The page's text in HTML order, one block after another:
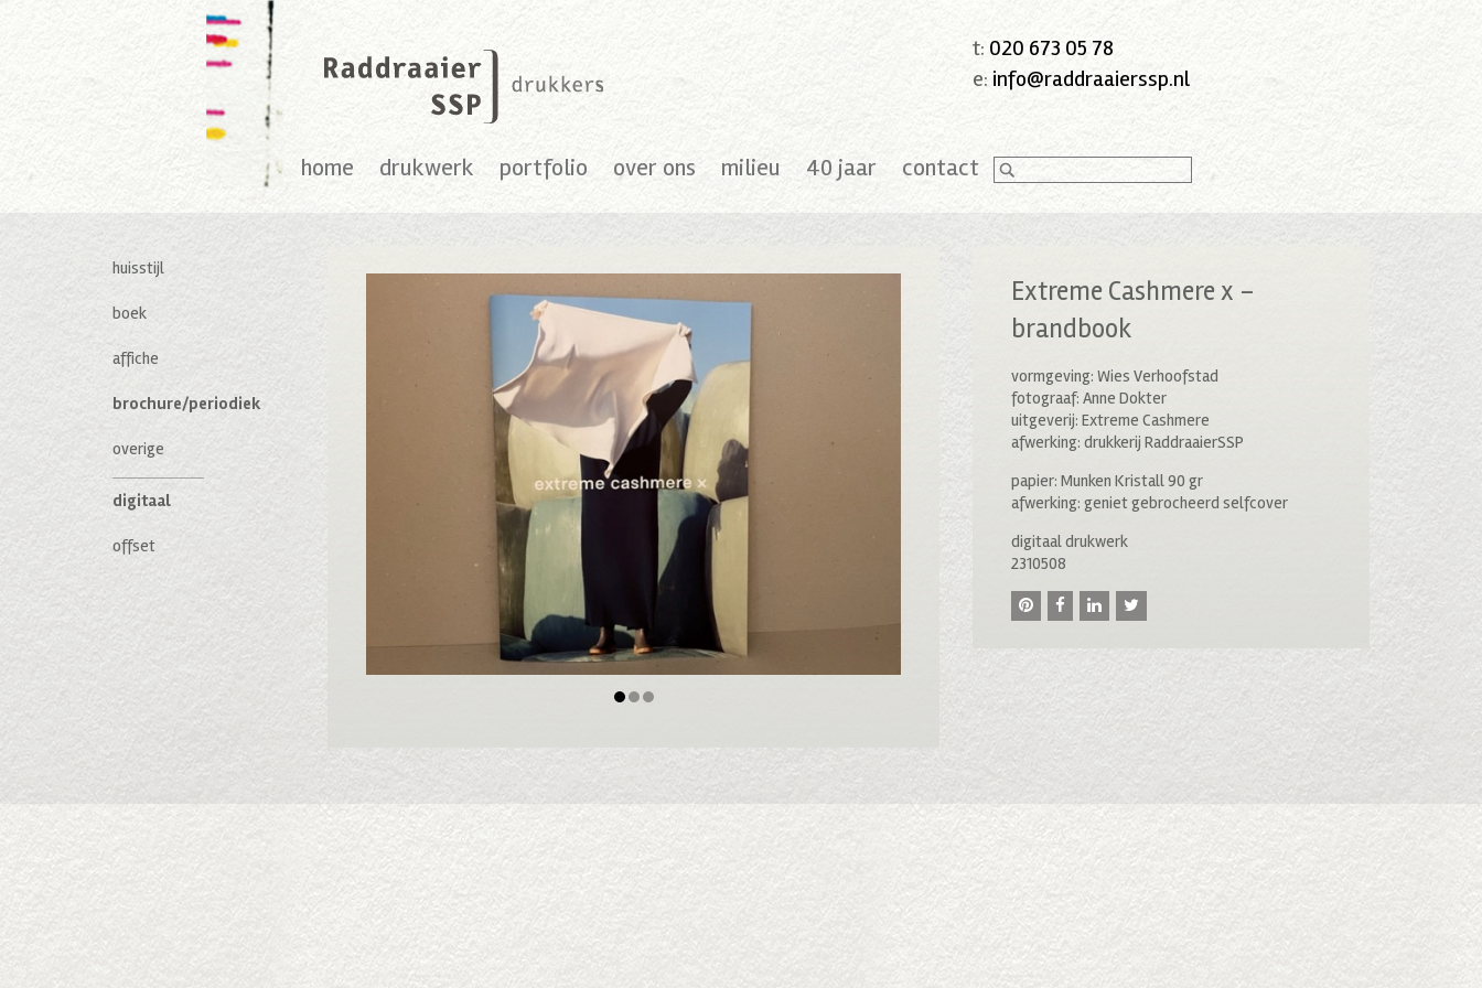
t: 020 673 05 78
e: info@raddraaierssp.nl
home drukwerk portfolio over ons milieu 40 jaar contact
huisstijl
boek
affiche
brochure/periodiek
overige
digitaal
offset
Extreme Cashmere x –
brandbook
vormgeving: Wies Verhoofstad
fotograaf: Anne Dokter
uitgeverij: Extreme Cashmere
afwerking: drukkerij RaddraaierSSP
papier: Munken Kristall 90 gr
afwerking: geniet gebrocheerd selfcover
digitaal drukwerk
2310508